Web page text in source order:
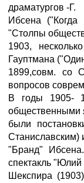
драматургов -Г.
Ибсена
"Столпы
1903,
Гауптмана
1899,совм. со
вопросов
В годы 1905-
общественными
были
Станиславским)
"Бранд"
спектакль "Юлий
Шекспира